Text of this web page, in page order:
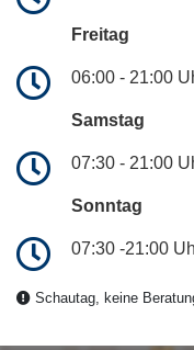
Freitag
06:00 - 21:00
Samstag
07:30 - 21:00
Sonntag
07:30 -21:00
Schautag, keine